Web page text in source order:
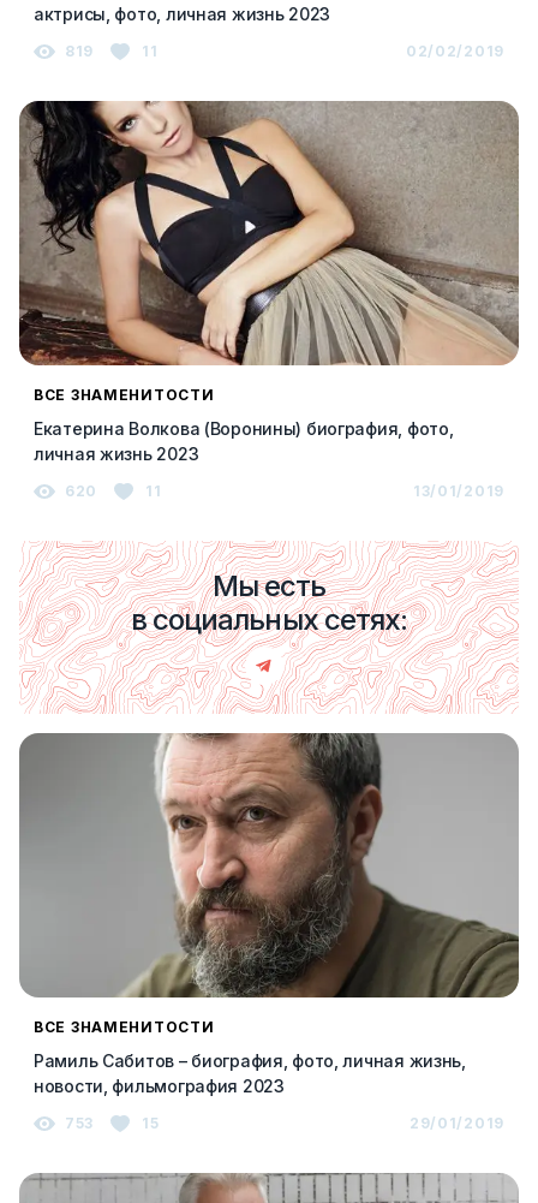
актрисы, фото, личная жизнь 2023
819 11 02/02/2019
ВСЕ ЗНАМЕНИТОСТИ
Екатерина Волкова (Воронины) биография, фото,
личная жизнь 2023
620 11 13/01/2019
Мы есть
в социальных сетях:
ВСЕ ЗНАМЕНИТОСТИ
Рамиль Сабитов – биография, фото, личная жизнь,
новости, фильмография 2023
753 15 29/01/2019